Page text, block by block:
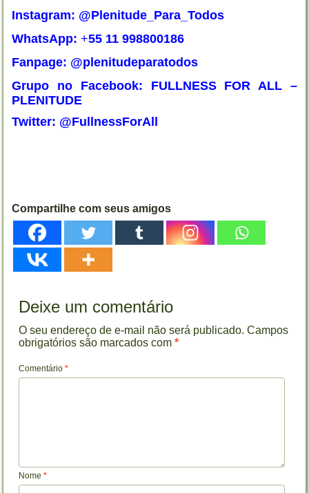
Instagram: @Plenitude_Para_Todos
WhatsApp: +55 11 998800186
Fanpage: @plenitudeparatodos
Grupo no Facebook: FULLNESS FOR ALL –
PLENITUDE
Twitter: @FullnessForAll
Compartilhe com seus amigos
Deixe um comentário
O seu endereço de e-mail não será publicado. Campos
obrigatórios são marcados com*
Comentário*
Nome*